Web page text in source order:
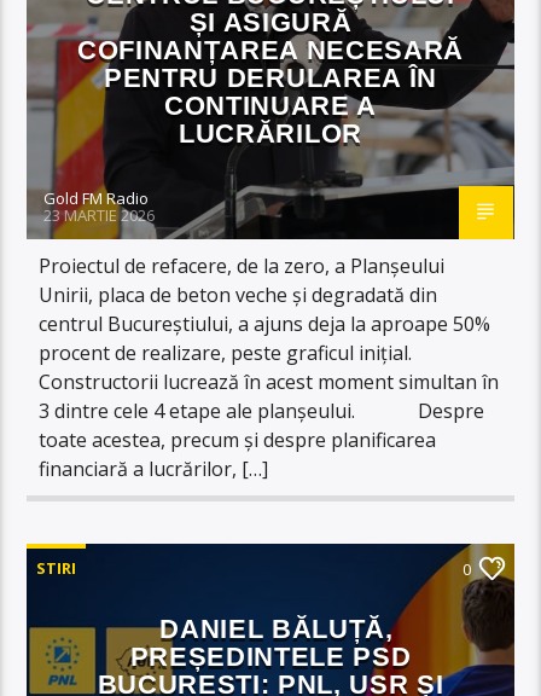
ȘI ASIGURĂ
COFINANȚAREA NECESARĂ
PENTRU DERULAREA ÎN
CONTINUARE A
LUCRĂRILOR
Gold FM Radio
23 MARTIE 2026
Proiectul de refacere, de la zero, a Planșeului
Unirii, placa de beton veche și degradată din
centrul Bucureștiului, a ajuns deja la aproape 50%
procent de realizare, peste graficul inițial.
Constructorii lucrează în acest moment simultan în
3 dintre cele 4 etape ale planșeului. Despre
toate acestea, precum și despre planificarea
financiară a lucrărilor, […]
STIRI 0
DANIEL BĂLUȚĂ,
PREȘEDINTELE PSD
BUCURESTI: PNL, USR ȘI